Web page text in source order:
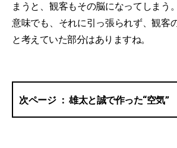
まうと、観客もその脳になってしまう
意味でも、それに引っ張られず、観客
と考えていた部分はありますね。
雄太と誠で作った“空気”